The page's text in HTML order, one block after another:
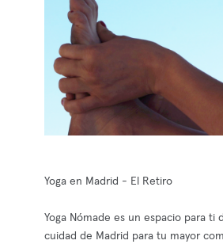
Yoga en Madrid - El Retiro
Yoga Nómade es un espacio para
cuidad de Madrid para tu mayor